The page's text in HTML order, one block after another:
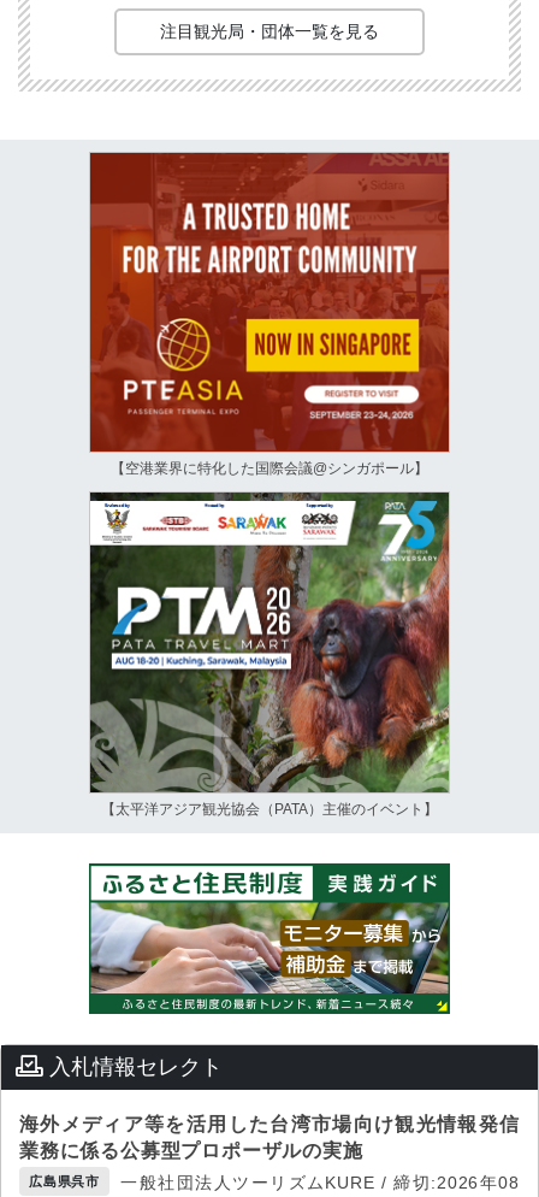
注目観光局・団体一覧を見る
【空港業界に特化した国際会議@シンガポール】
【太平洋アジア観光協会（PATA）主催のイベント】
入札情報セレクト
海外メディア等を活用した台湾市場向け観光情報発信
業務に係る公募型プロポーザルの実施
広島県呉市 一般社団法人ツーリズムKURE / 締切:2026年08